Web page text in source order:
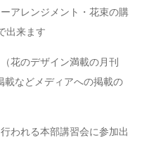
アレンジメント・花束の購
出来ます
花のデザイン満載の月刊
載などメディアへの掲載の
われる本部講習会に参加出